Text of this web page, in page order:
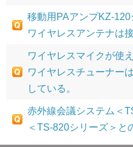
移動用PAアンプKZ-
ワイヤレスアンテナは
ワイヤレスマイクが使
ワイヤレスチューナー
している。
赤外線会議システム＜
＜TS-820シリーズ＞と